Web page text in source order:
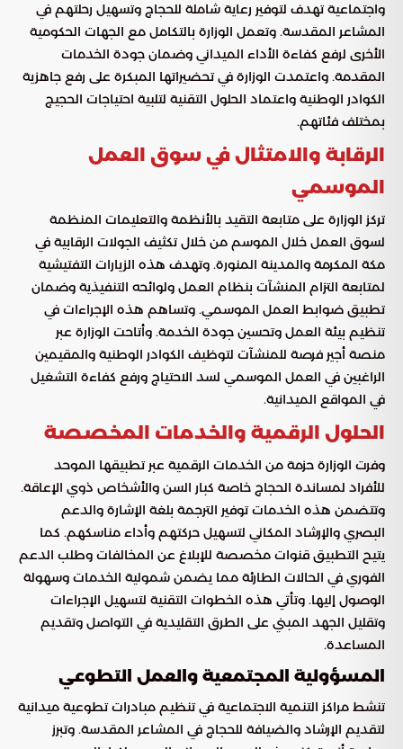
واجتماعية تهدف لتوفير رعاية شاملة للحجاج وتسهيل رحلتهم في
المشاعر المقدسة. وتعمل الوزارة بالتكامل مع الجهات الحكومية
الأخرى لرفع كفاءة الأداء الميداني وضمان جودة الخدمات
المقدمة. واعتمدت الوزارة في تحضيراتها المبكرة على رفع جاهزية
الكوادر الوطنية واعتماد الحلول التقنية لتلبية احتياجات الحجيج
بمختلف فئاتهم.
الرقابة والامتثال في سوق العمل
الموسمي
تركز الوزارة على متابعة التقيد بالأنظمة والتعليمات المنظمة
لسوق العمل خلال الموسم من خلال تكثيف الجولات الرقابية في
مكة المكرمة والمدينة المنورة. وتهدف هذه الزيارات التفتيشية
لمتابعة التزام المنشآت بنظام العمل ولوائحه التنفيذية وضمان
تطبيق ضوابط العمل الموسمي. وتساهم هذه الإجراءات في
تنظيم بيئة العمل وتحسين جودة الخدمة. وأتاحت الوزارة عبر
منصة أجير فرصة للمنشآت لتوظيف الكوادر الوطنية والمقيمين
الراغبين في العمل الموسمي لسد الاحتياج ورفع كفاءة التشغيل
في المواقع الميدانية.
الحلول الرقمية والخدمات المخصصة
وفرت الوزارة حزمة من الخدمات الرقمية عبر تطبيقها الموحد
للأفراد لمساندة الحجاج خاصة كبار السن والأشخاص ذوي الإعاقة.
وتتضمن هذه الخدمات توفير الترجمة بلغة الإشارة والدعم
البصري والإرشاد المكاني لتسهيل حركتهم وأداء مناسكهم. كما
يتيح التطبيق قنوات مخصصة للإبلاغ عن المخالفات وطلب الدعم
الفوري في الحالات الطارئة مما يضمن شمولية الخدمات وسهولة
الوصول إليها. وتأتي هذه الخطوات التقنية لتسهيل الإجراءات
وتقليل الجهد المبني على الطرق التقليدية في التواصل وتقديم
المساعدة.
المسؤولية المجتمعية والعمل التطوعي
تنشط مراكز التنمية الاجتماعية في تنظيم مبادرات تطوعية ميدانية
لتقديم الإرشاد والضيافة للحجاج في المشاعر المقدسة. وتبرز